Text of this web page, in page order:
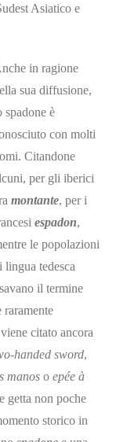
Asiatico e
in ragione
sua diffusione,
spadone è
con molti
Citandone
per gli iberici
montante, per i
espadon,
le popolazioni
lingua tedesca
il termine
raramente
citato ancora
handed sword,
manoso epée à
getta non poche
storico in